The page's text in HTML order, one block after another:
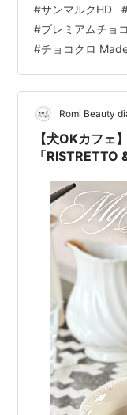
ておこうかな。
ングスの 優待カ
す。 サンマルク
#サンマルクHD
#プレミアムチョ
#チョコクロ
Romi Beauty
【犬OKカフェ
「
絶品‼️